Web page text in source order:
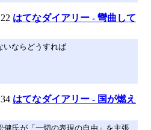
はてなダイアリー - 彎曲して
いならどうすれば
はてなダイアリー - 国が燃え
健氏が「一切の表現の自由」を主張